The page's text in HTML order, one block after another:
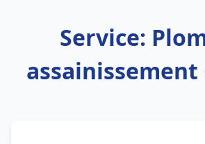
Service:
assainissement